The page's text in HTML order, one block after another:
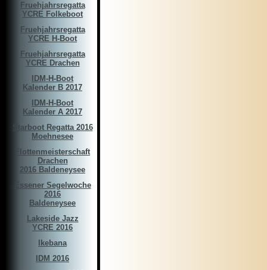
Fruehjahrsregatta
YCRE Folkeboot
Fruehjahrsregatta
YCRE H-Boot
Fruehjahrsregatta
YCRE Drachen
IDM-H-Boot
Kalender B 2017
IDM-H-Boot
Kalender A 2017
Starboot Regatta 2016
Moehnesee
Flottenmeisterschaft
Drachen
2016 Baldeneysee
Essener Segelwoche
2016
Baldeneysee
Lakeside Jazz
YCRE 2016
Ikebana
IDM 2016